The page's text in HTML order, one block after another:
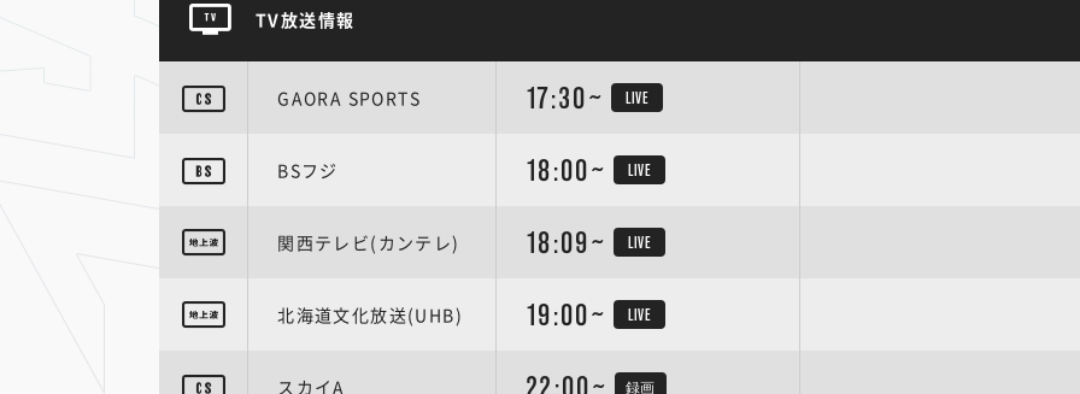
TV放送情報
GAORA SPORTS 17:30~ LIVE
BSフジ 18:00~ LIVE
関西テレビ(カンテレ) 18:09~ LIVE
北海道文化放送(UHB) 19:00~ LIVE
スカイA 22:00~ 録画